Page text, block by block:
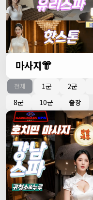
마사지👘
전체 1군 2군
8군
10군 출장